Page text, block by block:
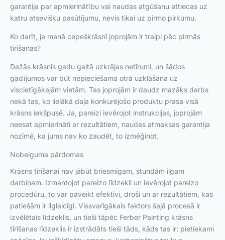
garantija par apmierinātību vai naudas atgūšanu attiecas uz
katru atsevišķu pasūtījumu, nevis tikai uz pirmo pirkumu.
Ko darīt, ja manā cepeškrāsnī joprojām ir traipi pēc pirmās
tīrīšanas?
Dažās krāsnīs gadu gaitā uzkrājas netīrumi, un šādos
gadījumos var būt nepieciešama otrā uzklāšana uz
viscietīgākajām vietām. Tas joprojām ir daudz mazāks darbs
nekā tas, ko lielākā daļa konkurējošo produktu prasa visā
krāsns iekšpusē. Ja, pareizi ievērojot instrukcijas, joprojām
neesat apmierināti ar rezultātiem, naudas atmaksas garantija
nozīmē, ka jums nav ko zaudēt, to izmēģinot.
Nobeiguma pārdomas
Krāsns tīrīšanai nav jābūt briesmīgam, stundām ilgam
darbiņam. Izmantojot pareizo līdzekli un ievērojot pareizo
procedūru, to var paveikt efektīvi, droši un ar rezultātiem, kas
patiešām ir ilglaicīgi. Vissvarīgākais faktors šajā procesā ir
izvēlētais līdzeklis, un tieši tāpēc Ferber Painting krāsns
tīrīšanas līdzeklis ir izstrādāts tieši tāds, kāds tas ir: pietiekami